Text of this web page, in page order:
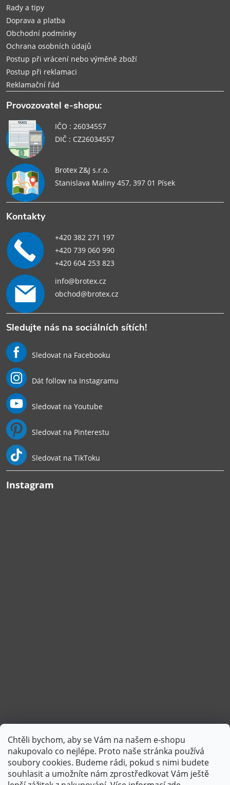
Chtěli bychom, aby se Vám na našem e-shopu
nakupovalo co nejlépe. Proto naše stránka používá
soubory cookies. Budeme rádi, pokud s nimi budete
souhlasit a umožníte nám zprostředkovat Vám ještě
Rady a tipy
Doprava a platba
Obchodní podmínky
Ochrana osobních údajů
Postup při vrácení nebo výměně zboží
Postup při reklamaci
Reklamační řád
Provozovatel e-shopu:
IČO : 26034557
DIČ : CZ26034557
Brotex Z&J s.r.o.
Stanislava Maliny 457, 397 01 Písek
Kontakty
+420 382 271 197
+420 739 060 990
+420 604 253 823
info@brotex.cz
obchod@brotex.cz
Sledujte nás na sociálních sítích!
Sledovat na Facebooku
Dát follow na Instagramu
Sledovat na Youtube
Sledovat na Pinterestu
Sledovat na TikToku
Instagram
Sledovat na Instagramu